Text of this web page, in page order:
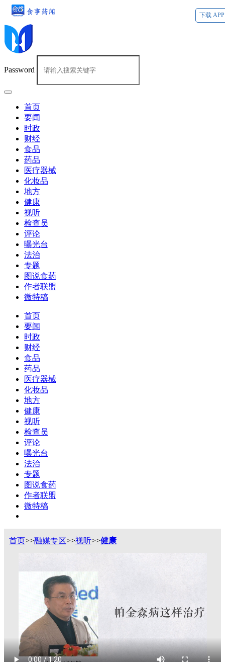
下载 APP
Password
首页
要闻
时政
财经
食品
药品
医疗器械
化妆品
地方
健康
视听
检查员
评论
曝光台
法治
专题
图说食药
作者联盟
微特稿
首页
要闻
时政
财经
食品
药品
医疗器械
化妆品
地方
健康
视听
检查员
评论
曝光台
法治
专题
图说食药
作者联盟
微特稿
首页>>融媒专区>>视听>>健康